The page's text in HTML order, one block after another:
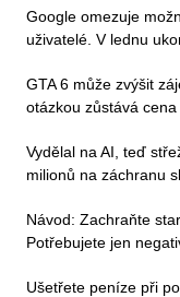
Google omezuje
uživatelé. V lednu
GTA 6 může zvýšit
otázkou zůstává cena
Vydělal na AI, teď
milionů na záchranu
Návod: Zachraňte
Potřebujete jen
Ušetřete peníze při